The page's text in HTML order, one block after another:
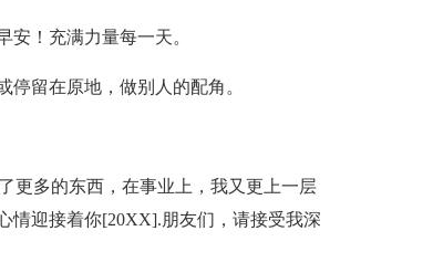
！充满力量每一天。
留在原地，做别人的配角。
更多的东西，在事业上，我又更上一层
情迎接着你[20XX].朋友们，请接受我深